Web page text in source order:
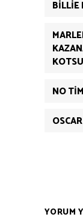
BILLIE
NO
YORUM